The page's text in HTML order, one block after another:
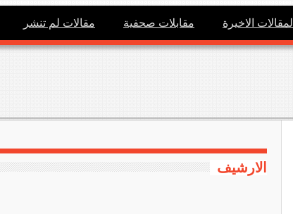
المقالات الاخيرة مقابلات صحفية مقالات لم تنشر
الارشيف